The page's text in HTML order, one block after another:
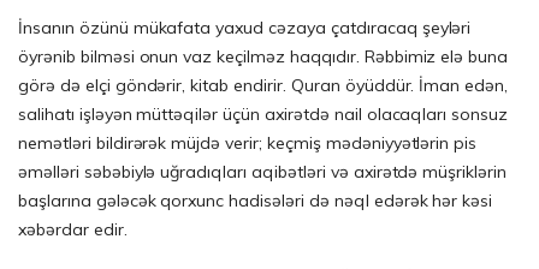
İnsanın özünü mükafata yaxud cəzaya çatdıracaq şeyləri
öyrənib bilməsi onun vaz keçilməz haqqıdır. Rəbbimiz elə buna
görə də elçi göndərir, kitab endirir. Quran öyüddür. İman edən,
salihatı işləyən müttəqilər üçün axirətdə nail olacaqları sonsuz
nemətləri bildirərək müjdə verir; keçmiş mədəniyyətlərin pis
əməlləri səbəbiylə uğradıqları aqibətləri və axirətdə müşriklərin
başlarına gələcək qorxunc hadisələri də nəql edərək hər kəsi
xəbərdar edir.